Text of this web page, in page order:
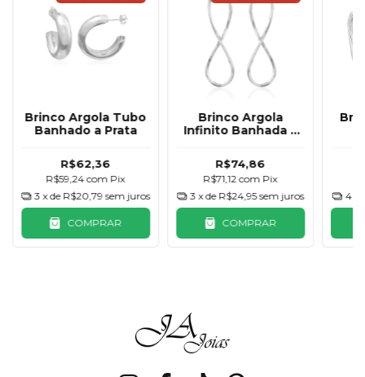
Brinco Argola Tubo
Banhado a Prata
R$62,36
R$59,24com Pix
3 x de R$20,79 sem juros
COMPRAR
Brinco Argola
Infinito Banhada a
R$74,86
R$71,12com Pix
3 x de R$24,95 sem juros
COMPRAR
4